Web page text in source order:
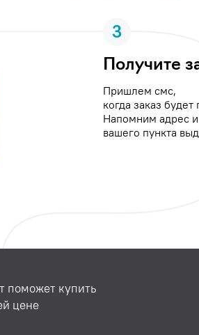
3
Получите
Пришлем смс,
когда заказ будет
Напомним адрес и
вашего пункта
поможет купить
цене